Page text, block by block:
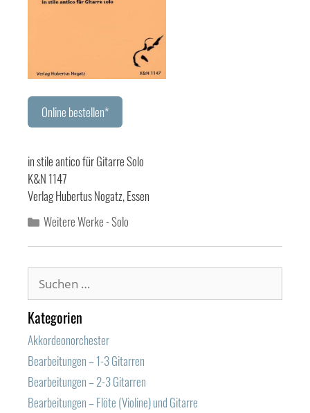
Online bestellen*
in stile antico für Gitarre Solo
K&N 1147
Verlag Hubertus Nogatz, Essen
Kategorien
Weitere Werke - Solo
nach:
Kategorien
Akkordeonorchester
Bearbeitungen – 1-3 Gitarren
Bearbeitungen – 2-3 Gitarren
Bearbeitungen – Flöte (Violine) und Gitarre